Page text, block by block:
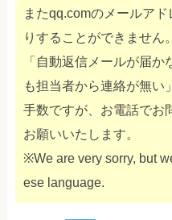
またqq.comのメールア
りすることができません。
「自動返信メールが届
も担当者から連絡が無い
手数ですが、お電話でお
お願いいたします。
※We are very sorry, but
ese language.